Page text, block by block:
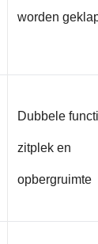
worden
Dubbele
zitplek en
opbergruimte